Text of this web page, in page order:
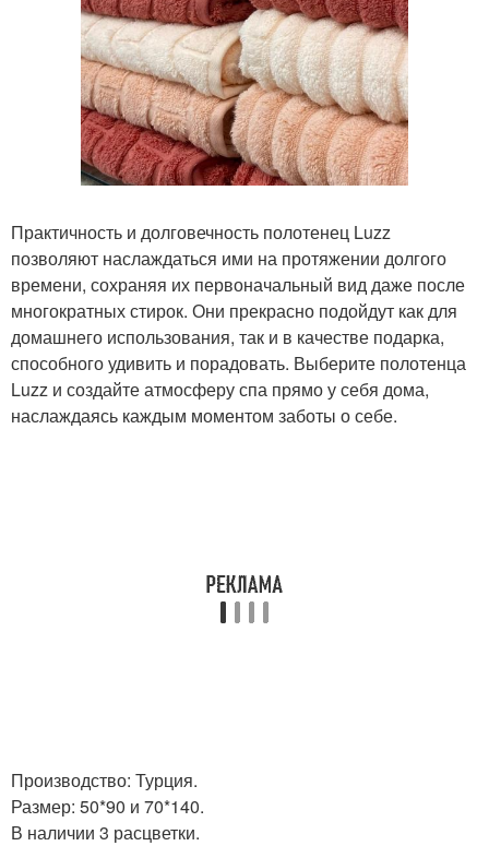
Практичность и долговечность полотенец Luzz
позволяют наслаждаться ими на протяжении долгого
времени, сохраняя их первоначальный вид даже после
многократных стирок. Они прекрасно подойдут как для
домашнего использования, так и в качестве подарка,
способного удивить и порадовать. Выберите полотенца
Luzz и создайте атмосферу спа прямо у себя дома,
наслаждаясь каждым моментом заботы о себе.
Производство: Турция.
Размер: 50*90 и 70*140.
В наличии 3 расцветки.